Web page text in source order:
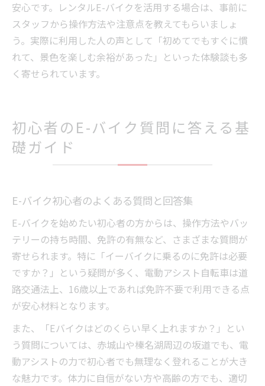
安心です。レンタルE-バイクを活用する場合は、事前に
スタッフから操作方法や注意点を教えてもらいましょ
う。実際に利用した人の声として「初めてでもすぐに慣
れて、景色を楽しむ余裕があった」といった体験談も多
く寄せられています。
初心者のE-バイク質問に答える基
礎ガイド
E-バイク初心者のよくある質問と回答集
E-バイクを始めたい初心者の方からは、操作方法やバッ
テリーの持ち時間、免許の有無など、さまざまな質問が
寄せられます。特に「イーバイクに乗るのに免許は必要
ですか？」という疑問が多く、電動アシスト自転車は道
路交通法上、16歳以上であれば免許不要で利用できる点
が安心材料となります。
また、「Eバイクはどのくらい早く上れますか？」とい
う質問については、赤城山や榛名湖周辺の坂道でも、電
動アシストの力で初心者でも無理なく登れることが大き
な魅力です。体力に自信がない方や高齢の方でも、適切